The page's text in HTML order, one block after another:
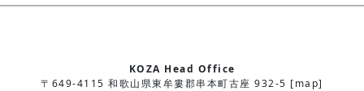
KOZA Head Office
〒649-4115 和歌山県東牟婁郡串本町古座 932-5 [map]